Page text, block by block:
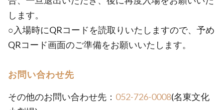
します。
○入場時にQRコードを読取りいたしますので、予め
QRコード画面のご準備をお願いいたします。
お問い合わせ先
その他のお問い合わせ先： 052-726-0008(名東文化